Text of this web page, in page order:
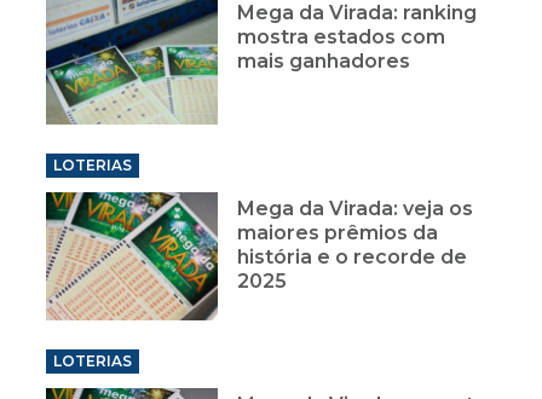
Mega da Virada: ranking
mostra estados com
mais ganhadores
LOTERIAS
Mega da Virada: veja os
maiores prêmios da
história e o recorde de
2025
LOTERIAS